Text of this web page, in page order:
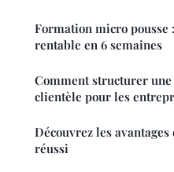
Formation micro pousse
rentable en 6 semaines
Comment structurer
clientèle pour les
Découvrez les
réussi